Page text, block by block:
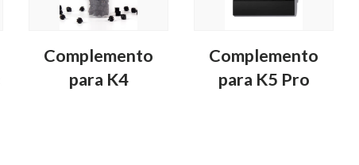
Complemento
para K4
Complemento
para K5 Pro